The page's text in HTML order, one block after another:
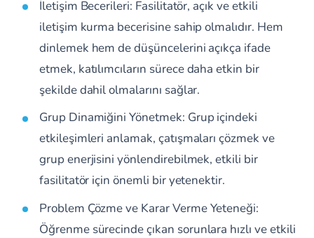
İletişim Becerileri: Fasilitatör, açık ve etkili
iletişim kurma becerisine sahip olmalıdır. Hem
dinlemek hem de düşüncelerini açıkça ifade
etmek, katılımcıların sürece daha etkin bir
şekilde dahil olmalarını sağlar.
Grup Dinamiğini Yönetmek: Grup içindeki
etkileşimleri anlamak, çatışmaları çözmek ve
grup enerjisini yönlendirebilmek, etkili bir
fasilitatör için önemli bir yetenektir.
Problem Çözme ve Karar Verme Yeteneği:
Öğrenme sürecinde çıkan sorunlara hızlı ve etkili